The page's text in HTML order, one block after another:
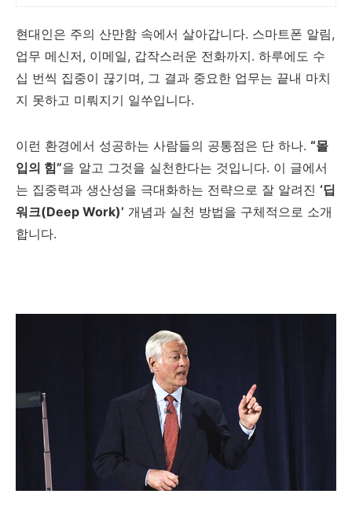
현대인은 주의 산만함 속에서 살아갑니다. 스마트폰 알림,
업무 메신저, 이메일, 갑작스러운 전화까지. 하루에도 수
십 번씩 집중이 끊기며, 그 결과 중요한 업무는 끝내 마치
지 못하고 미뤄지기 일쑤입니다.
이런 환경에서 성공하는 사람들의 공통점은 단 하나. “몰
입의 힘”을 알고 그것을 실천한다는 것입니다. 이 글에서
는 집중력과 생산성을 극대화하는 전략으로 잘 알려진 ‘딥
워크(Deep Work)’ 개념과 실천 방법을 구체적으로 소개
합니다.